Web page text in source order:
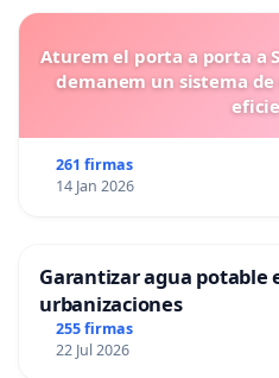
Aturem el porta a porta a
demanem un sistema
261 firmas
14 Jan 2026
Garantizar agua potable
urbanizaciones
255 firmas
22 Jul 2026